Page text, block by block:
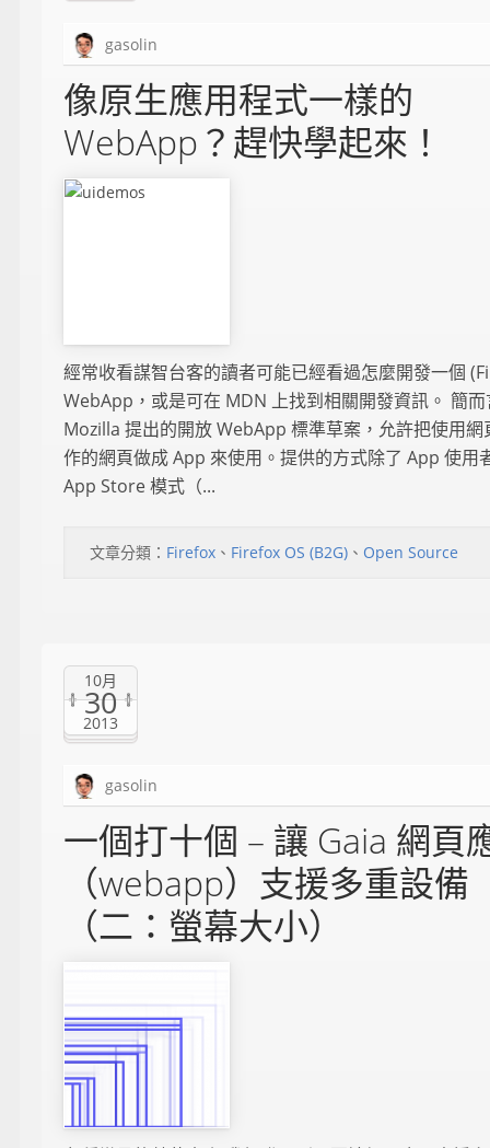
gasolin
像原生應用程式一樣的
WebApp？趕快學起來！
經常收看謀智台客的讀者可能已經看過怎麼開發一個
WebApp，或是可在 MDN 上找到相關開發資訊。 簡
Mozilla 提出的開放 WebApp 標準草案，允許把使用網
作的網頁做成 App 來使用。提供的方式除了 App 使用
App Store 模式（...
文章分類： Firefox 、 Firefox OS (B2G) 、 Open Source
10月
30
2013
gasolin
一個打十個 – 讓 Gaia 網頁
（webapp）支援多重設備
（二：螢幕大小）